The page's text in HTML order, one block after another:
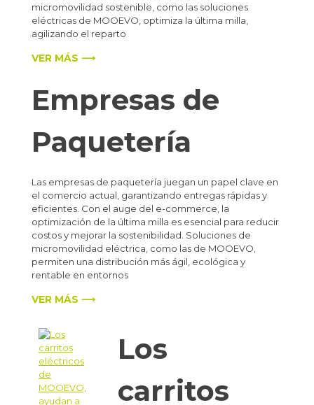
micromovilidad sostenible, como las soluciones
eléctricas de MOOEVO, optimiza la última milla,
agilizando el reparto
VER MÁS ⟶
Empresas de
Paquetería
Las empresas de paquetería juegan un papel clave en
el comercio actual, garantizando entregas rápidas y
eficientes. Con el auge del e-commerce, la
optimización de la última milla es esencial para reducir
costos y mejorar la sostenibilidad. Soluciones de
micromovilidad eléctrica, como las de MOOEVO,
permiten una distribución más ágil, ecológica y
rentable en entornos
VER MÁS ⟶
Los
carritos